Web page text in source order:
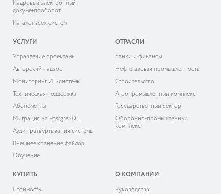
Кадровый электронный
документооборот
Каталог всех систем
УСЛУГИ
Управление проектами
Авторский надзор
Мониторинг ИТ-системы
Техническая поддержка
Абонементы
Миграция на PostgreSQL
Аудит развёртывания системы
Внешнее хранение файлов
Обучение
ОТРАСЛИ
Банки и финансы
Нефтегазовая промышленность
Строительство
Агропромышленный комплекс
Государственный сектор
Оборонно-промышленный
комплекс
КУПИТЬ
Cтоимость
О КОМПАНИИ
Руководство